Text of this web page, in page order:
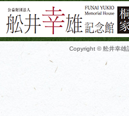
Copyright © 舩井幸雄